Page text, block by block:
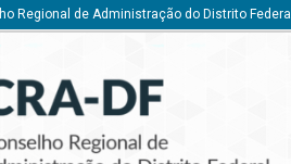
Regional de Administração do Distrito Federal